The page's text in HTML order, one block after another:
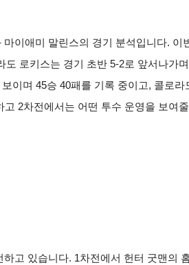
이애미 말린스의 경기 분석입니다.
로키스는 경기 초반 5-2로 앞서나가
이며 45승 40패를 기록 중이고, 콜로
2차전에서는 어떤 투수 운영을 보여
고 있습니다. 1차전에서 헌터 굿맨의